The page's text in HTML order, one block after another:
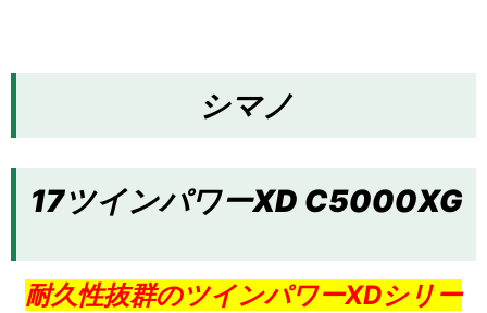
シマノ
17ツインパワーXD C5000XG
耐久性抜群のツインパワーXDシリー